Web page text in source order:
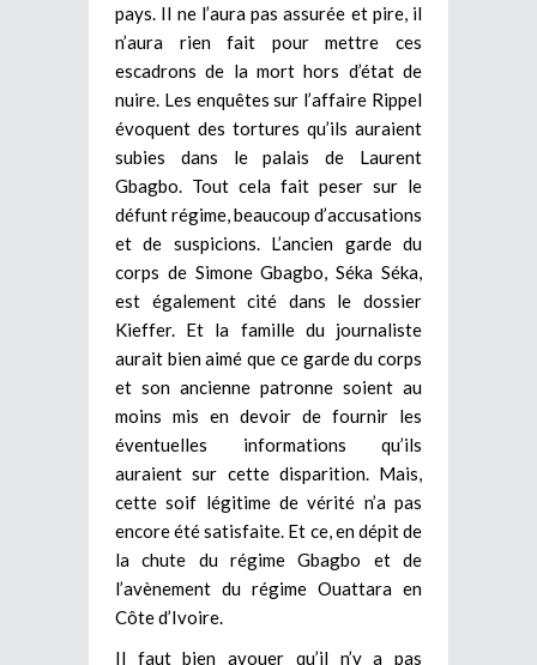
pays. Il ne l’aura pas assurée et pire, il
n’aura rien fait pour mettre ces
escadrons de la mort hors d’état de
nuire. Les enquêtes sur l’affaire Rippel
évoquent des tortures qu’ils auraient
subies dans le palais de Laurent
Gbagbo. Tout cela fait peser sur le
défunt régime, beaucoup d’accusations
et de suspicions. L’ancien garde du
corps de Simone Gbagbo, Séka Séka,
est également cité dans le dossier
Kieffer. Et la famille du journaliste
aurait bien aimé que ce garde du corps
et son ancienne patronne soient au
moins mis en devoir de fournir les
éventuelles informations qu’ils
auraient sur cette disparition. Mais,
cette soif légitime de vérité n’a pas
encore été satisfaite. Et ce, en dépit de
la chute du régime Gbagbo et de
l’avènement du régime Ouattara en
Côte d’Ivoire.
Il faut bien avouer qu’il n’y a pas